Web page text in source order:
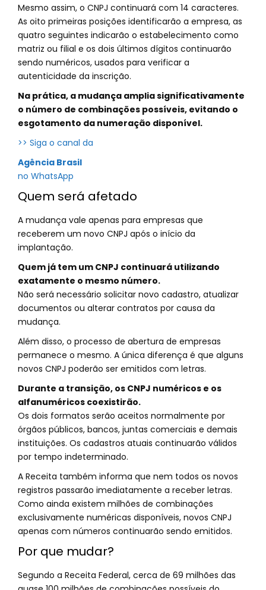
Mesmo assim, o CNPJ continuará com 14 caracteres.
As oito primeiras posições identificarão a empresa, as
quatro seguintes indicarão o estabelecimento como
matriz ou filial e os dois últimos dígitos continuarão
sendo numéricos, usados para verificar a
autenticidade da inscrição.
Na prática, a mudança amplia significativamente
o número de combinações possíveis, evitando o
esgotamento da numeração disponível.
>> Siga o canal da
Agência Brasil
no WhatsApp
Quem será afetado
A mudança vale apenas para empresas que
receberem um novo CNPJ após o início da
implantação.
Quem já tem um CNPJ continuará utilizando
exatamente o mesmo número.
Não será necessário solicitar novo cadastro, atualizar
documentos ou alterar contratos por causa da
mudança.
Além disso, o processo de abertura de empresas
permanece o mesmo. A única diferença é que alguns
novos CNPJ poderão ser emitidos com letras.
Durante a transição, os CNPJ numéricos e os
alfanuméricos coexistirão.
Os dois formatos serão aceitos normalmente por
órgãos públicos, bancos, juntas comerciais e demais
instituições. Os cadastros atuais continuarão válidos
por tempo indeterminado.
A Receita também informa que nem todos os novos
registros passarão imediatamente a receber letras.
Como ainda existem milhões de combinações
exclusivamente numéricas disponíveis, novos CNPJ
apenas com números continuarão sendo emitidos.
Por que mudar?
Segundo a Receita Federal, cerca de 69 milhões das